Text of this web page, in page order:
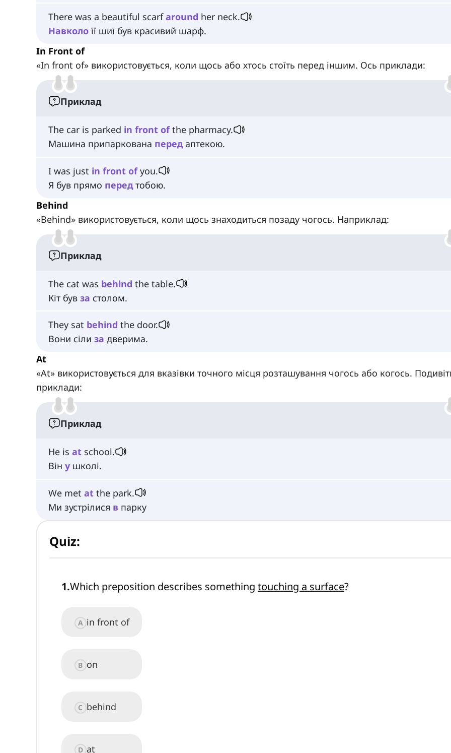
There was a beautiful scarfaround her neck.
Навколо її шиї був красивий шарф.
In Front of
«In front of» використовується, коли щось або хтось стоїть перед іншим. Ось приклади:
Приклад
The car is parked in front ofthe pharmacy.
Машина припаркована передаптекою.
I was just in front ofyou.
Я був прямо передтобою.
Behind
«Behind» використовується, коли щось знаходиться позаду чогось. Наприклад:
Приклад
The cat was behind the table.
Кіт був за столом.
They sat behind the door.
Вони сіли за дверима.
At
«At» використовується для вказівки точного місця розташування чогось або когось.
приклади:
Приклад
He is at school.
Він у школі.
We met at the park.
Ми зустрілися в парку
Quiz:
1.Which preposition describes something touching a surface?
A in front of
B on
C behind
D at